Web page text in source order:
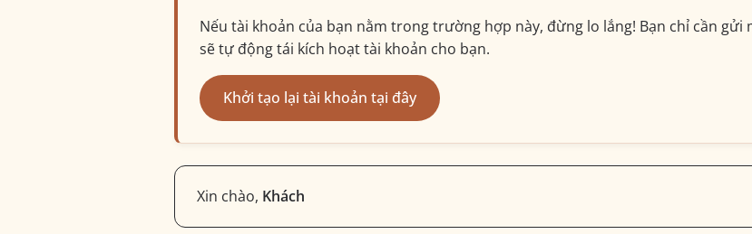
Nếu tài khoản của bạn nằm trong trường hợp này, đừng lo lắng! Bạn chỉ cần
sẽ tự động tái kích hoạt tài khoản cho bạn.
Khởi tạo lại tài khoản tại đây
Xin chào, Khách